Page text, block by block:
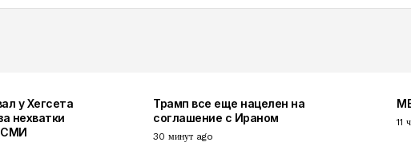
у Хегсета
нехватки
СМИ
Трамп все еще нацелен на
соглашение с Ираном
30 минут ago
11